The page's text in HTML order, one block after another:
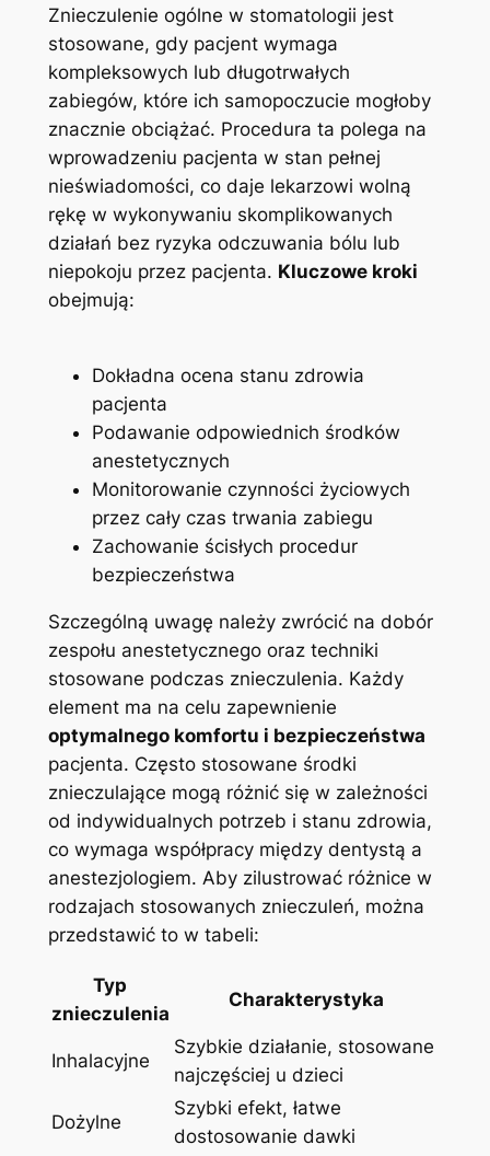
Znieczulenie ogólne w stomatologii jest
stosowane, gdy pacjent wymaga
kompleksowych lub długotrwałych
zabiegów, ⁤które ‌ich samopoczucie ⁢mogłoby
znacznie obciążać. Procedura ta polega na⁢
wprowadzeniu pacjenta w ⁣stan pełnej‍
nieświadomości, co​ daje‍ lekarzowi wolną
rękę w‍ wykonywaniu skomplikowanych
działań bez ryzyka‍ odczuwania bólu ⁤lub
niepokoju przez pacjenta. Kluczowe kroki
obejmują:
Dokładna ocena​ stanu zdrowia
pacjenta
Podawanie odpowiednich środków
anestetycznych
Monitorowanie czynności⁢ życiowych
przez cały czas trwania⁢ zabiegu
Zachowanie ścisłych⁤ procedur
bezpieczeństwa
Szczególną uwagę⁣ należy zwrócić na dobór
zespołu anestetycznego oraz techniki ​
stosowane podczas znieczulenia. ⁤Każdy
element ma na celu zapewnienie
optymalnego komfortu i bezpieczeństwa
pacjenta. Często stosowane środki
znieczulające mogą⁣ różnić się w‍ zależności
od indywidualnych potrzeb i stanu zdrowia,
co wymaga współpracy między dentystą​ a
anestezjologiem. Aby zilustrować różnice⁣ w
rodzajach stosowanych znieczuleń, można
przedstawić to w‌ tabeli:
Typ
znieczulenia
Charakterystyka
Inhalacyjne
Szybkie działanie, stosowane
najczęściej⁣ u dzieci
Dożylne
Szybki efekt, łatwe
dostosowanie dawki